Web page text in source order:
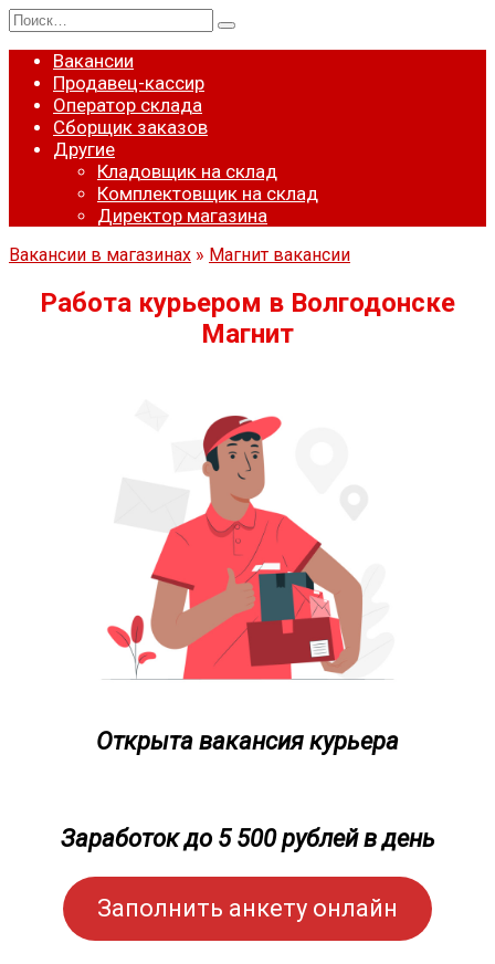
Перейти
к
содержанию
Search
for:
Вакансии
Продавец-кассир
Оператор склада
Сборщик заказов
Другие
Кладовщик на склад
Комплектовщик на склад
Директор магазина
Вакансии в магазинах » Магнит вакансии
Работа курьером в Волгодонске
Магнит
Открыта вакансия курьера
Заработок до 5 500 рублей в день
Заполнить анкету онлайн